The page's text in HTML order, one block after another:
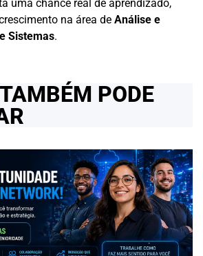
uma chance real de aprendizado,
na área de Análise e
Sistemas.
PODE